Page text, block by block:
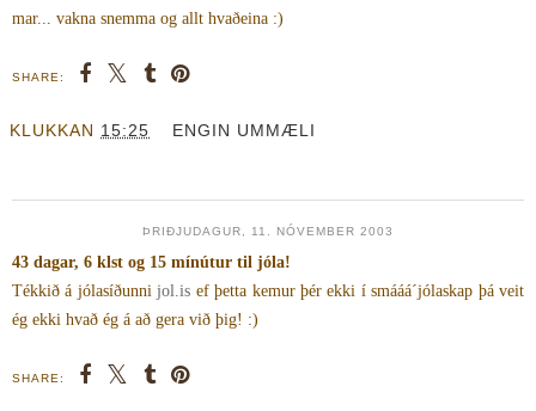
mar... vakna snemma og allt hvaðeina :)
SHARE:
KLUKKAN 15:25 ENGIN UMMÆLI
ÞRIÐJUDAGUR, 11. NÓVEMBER 2003
43 dagar, 6 klst og 15 mínútur til jóla!
Tékkið á jólasíðunnijol.is ef þetta kemur þér ekki í smááá´jólaskap þá veit
ég ekki hvað ég á að gera við þig! :)
SHARE: